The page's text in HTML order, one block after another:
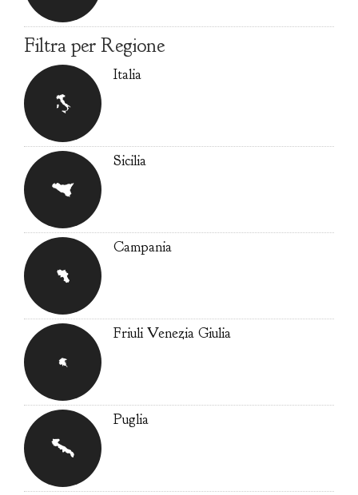
Filtra per Regione
Italia
Sicilia
Campania
Friuli Venezia Giulia
Puglia